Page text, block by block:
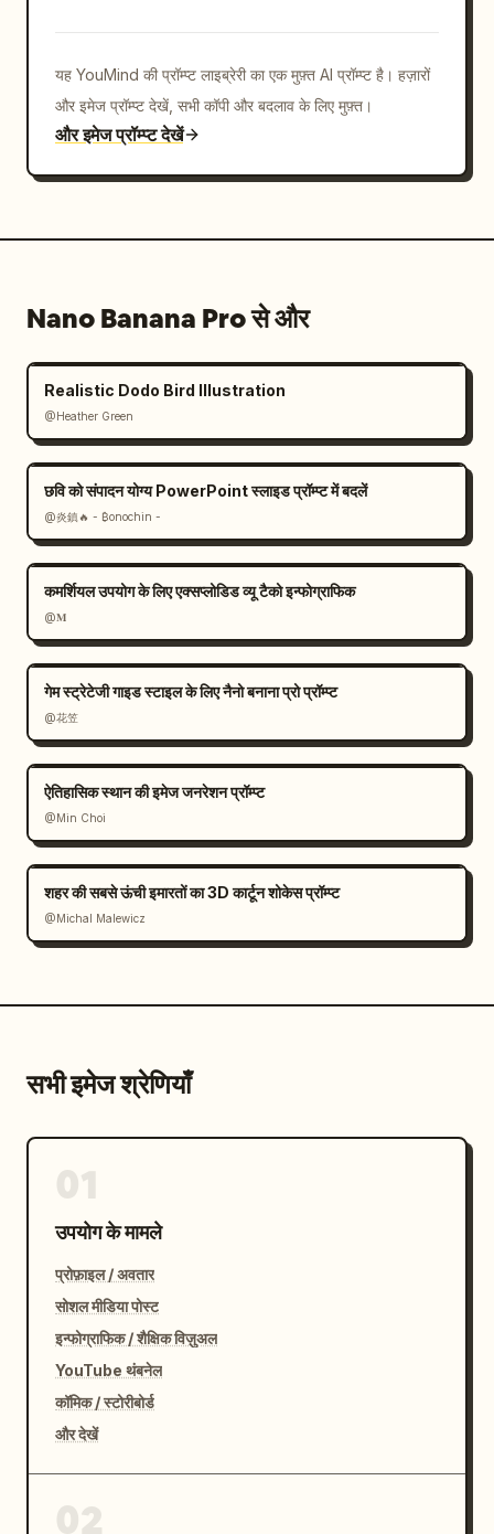
यह YouMind की प्रॉम्प्ट लाइब्रेरी का एक मुफ़्त AI प्रॉम्प्ट है। हज़ारों
और इमेज प्रॉम्प्ट देखें, सभी कॉपी और बदलाव के लिए मुफ़्त।
और इमेज प्रॉम्प्ट देखें
Nano Banana Pro से और
Realistic Dodo Bird Illustration
@Heather Green
छवि को संपादन योग्य PowerPoint स्लाइड प्रॉम्प्ट में बदलें
@炎鎮🔥 - ₿onochin -
कमर्शियल उपयोग के लिए एक्सप्लोडिड व्यू टैको इन्फोग्राफिक
@𝐌
गेम स्ट्रेटेजी गाइड स्टाइल के लिए नैनो बनाना प्रो प्रॉम्प्ट
@花笠
ऐतिहासिक स्थान की इमेज जनरेशन प्रॉम्प्ट
@Min Choi
शहर की सबसे ऊंची इमारतों का 3D कार्टून शोकेस प्रॉम्प्ट
@Michal Malewicz
सभी इमेज श्रेणियाँ
उपयोग के मामले
प्रोफ़ाइल / अवतार
सोशल मीडिया पोस्ट
इन्फोग्राफिक / शैक्षिक विज़ुअल
YouTube थंबनेल
कॉमिक / स्टोरीबोर्ड
और देखें